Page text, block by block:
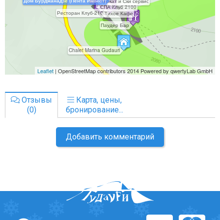
Отзывы
(0)
Карта, цены,
бронирование...
Добавить комментарий